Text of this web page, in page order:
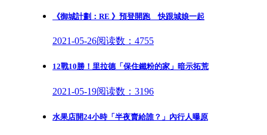
《御城計劃：RE 》預登開跑 快跟城娘一起
2021-05-26阅读数：4755
12戰10勝！里拉德「保住鐵粉的家」暗示拓荒
2021-05-19阅读数：3196
水果店開24小時「半夜賣給誰？」內行人曝原